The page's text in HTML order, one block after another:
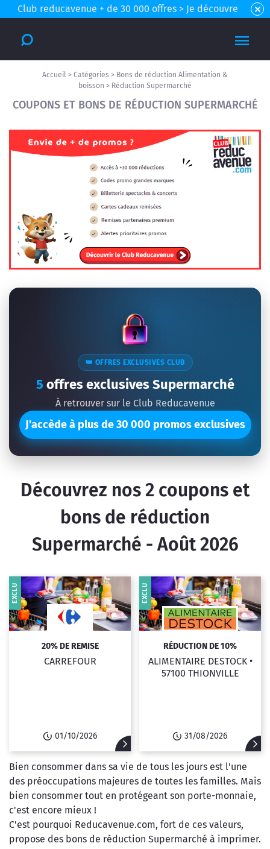
Club reducavenue + de 30 000 offres > Je découvre
Accueil > Catégories > Bons de réduction Alimentation &
boisson > Réduction Supermarché
COUPONS ET BONS DE RÉDUCTION SUPERMARCHÉ
👑 OFFRES EXCLUSIVES CLUB
5 offres exclusives Supermarché
À retrouver sur le Club Reducavenue
J'accède à plus de 30 000 promos exclusives
Découvrez nos2 coupons et
bons de réduction
Supermarché - Août 2026
20% DE REMISE
CARREFOUR
01/10/2026
EXCLU
RÉDUCTION DE 10%
ALIMENTAIRE DESTOCK •
57100 THIONVILLE
31/08/2026
EXCLU
Bien consommer dans sa vie de tous les jours est l'une
des préoccupations majeures de toutes les familles. Mais
bien consommer tout en protégeant son porte-monnaie,
c'est encore mieux !
C'est pourquoi Reducavenue.com, fort de ces valeurs,
propose des bons de réduction Supermarché à imprimer.